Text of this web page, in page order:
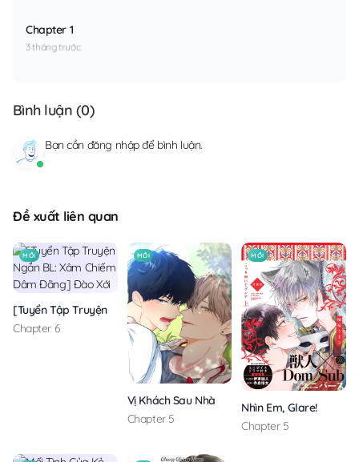
Chapter 1
3 tháng trước
Bình luận (0)
Bạn cần đăng nhậpđể bình luận.
Đề xuất liên quan
MỚI
[Tuyển Tập Truyện Ngắn BL: Xâm Chiếm Dâm Đãng] Đào Xới
Chapter 6
MỚI
Vị Khách Sau Nhà
Chapter 5
MỚI
Nhìn Em, Glare!
Chapter 5